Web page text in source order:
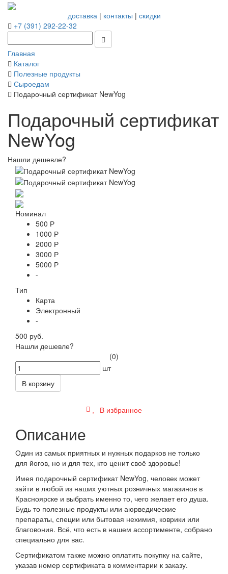
доставка| контакты | скидки
+7 (391) 292-22-32
Главная
Каталог
Полезные продукты
Сыроедам
Подарочный сертификат NewYog
Подарочный сертификат
NewYog
Нашли дешевле?
Номинал
500 Р
1000 Р
2000 Р
3000 Р
5000 Р
-
Тип
Карта
Электронный
-
500 руб.
Нашли дешевле?
(0)
шт
В корзину
В избранное
Описание
Один из самых приятных и нужных подарков не только
для йогов, но и для тех, кто ценит своё здоровье!
Имея подарочный сертификат NewYog, человек может
зайти в любой из наших уютных розничных магазинов в
Красноярске и выбрать именно то, чего желает его душа.
Будь то полезные продукты или аюрведические
препараты, специи или бытовая нехимия, коврики или
благовония. Всё, что есть в нашем ассортименте, собрано
специально для вас.
Сертификатом также можно оплатить покупку на сайте,
указав номер сертификата в комментарии к заказу.